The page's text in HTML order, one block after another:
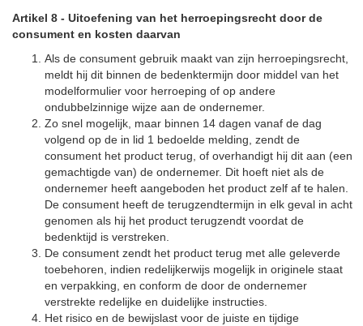
Artikel 8 - Uitoefening van het herroepingsrecht door de
consument en kosten daarvan
Als de consument gebruik maakt van zijn herroepingsrecht,
meldt hij dit binnen de bedenktermijn door middel van het
modelformulier voor herroeping of op andere
ondubbelzinnige wijze aan de ondernemer.
Zo snel mogelijk, maar binnen 14 dagen vanaf de dag
volgend op de in lid 1 bedoelde melding, zendt de
consument het product terug, of overhandigt hij dit aan (een
gemachtigde van) de ondernemer. Dit hoeft niet als de
ondernemer heeft aangeboden het product zelf af te halen.
De consument heeft de terugzendtermijn in elk geval in acht
genomen als hij het product terugzendt voordat de
bedenktijd is verstreken.
De consument zendt het product terug met alle geleverde
toebehoren, indien redelijkerwijs mogelijk in originele staat
en verpakking, en conform de door de ondernemer
verstrekte redelijke en duidelijke instructies.
Het risico en de bewijslast voor de juiste en tijdige